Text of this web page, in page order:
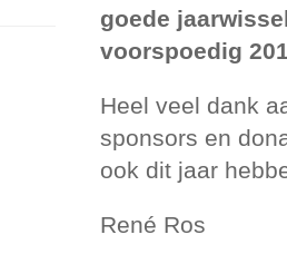
goede
voorspoedig
Heel veel dank
sponsors en
ook dit jaar
René Ros